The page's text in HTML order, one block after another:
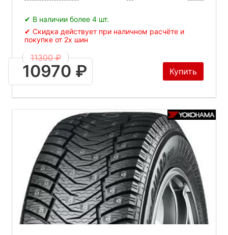
✔ В наличии более 4 шт.
✔ Скидка действует при наличном расчёте и
покупке от 2х шин
11300 ₽
10970 ₽ Купить